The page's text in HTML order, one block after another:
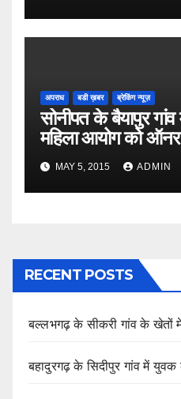
अपराध बडी ख़बर ब्रेकिंग न्यूज़
सोनीपत के बैयापुर
महिला आयोग को
MAY 5, 2015 ADMIN
RECENT POSTS
बल्लभगढ़ के सीकरी गांव के
बहादुरगढ़ के सिदीपुर गांव में युवक